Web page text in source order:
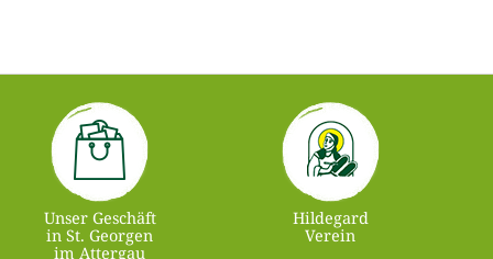
Unser Geschäft
in St. Georgen
im Attergau
Hildegard
Verein